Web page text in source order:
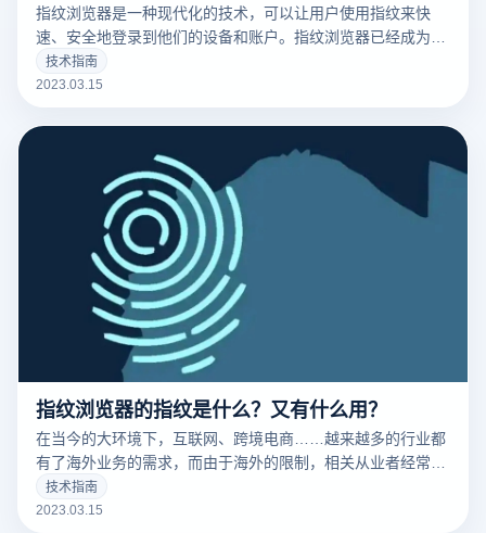
指纹浏览器是一种现代化的技术，可以让用户使用指纹来快
速、安全地登录到他们的设备和账户。指纹浏览器已经成为了
现代科技的标志之一，并且越来越多的人开始使用它。
技术指南
2023.03.15
指纹浏览器的指纹是什么？又有什么用？
在当今的大环境下，互联网、跨境电商……越来越多的行业都
有了海外业务的需求，而由于海外的限制，相关从业者经常要
针对不同的工作内容用到不同的IP，这时候便要用到指纹浏览
器。要清楚的了解什么是指纹浏览器之前，我们需要知道什么
技术指南
2023.03.15